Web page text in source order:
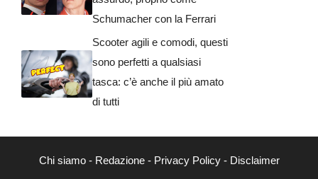
Schumacher con la Ferrari
Scooter agili e comodi, questi
sono perfetti a qualsiasi
tasca: c’è anche il più amato
di tutti
Chi siamo- Redazione- Privacy Policy- Disclaimer